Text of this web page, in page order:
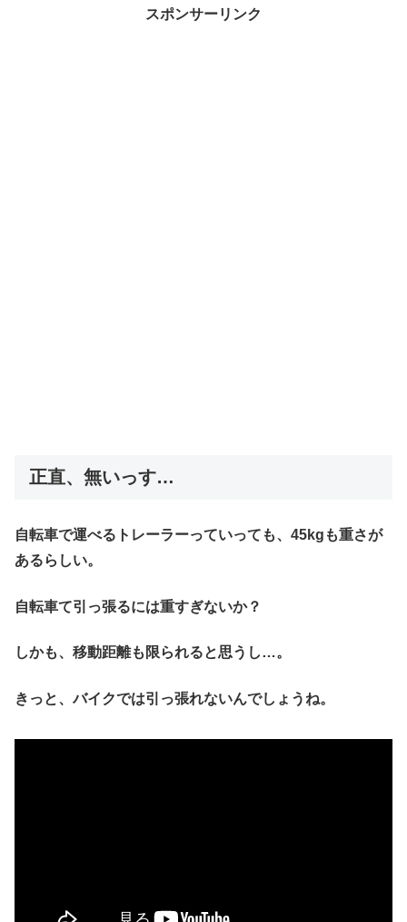
スポンサーリンク
正直、無いっす…
自転車で運べるトレーラーっていっても、45kgも重さが
あるらしい。
自転車て引っ張るには重すぎないか？
しかも、移動距離も限られると思うし…。
きっと、バイクでは引っ張れないんでしょうね。